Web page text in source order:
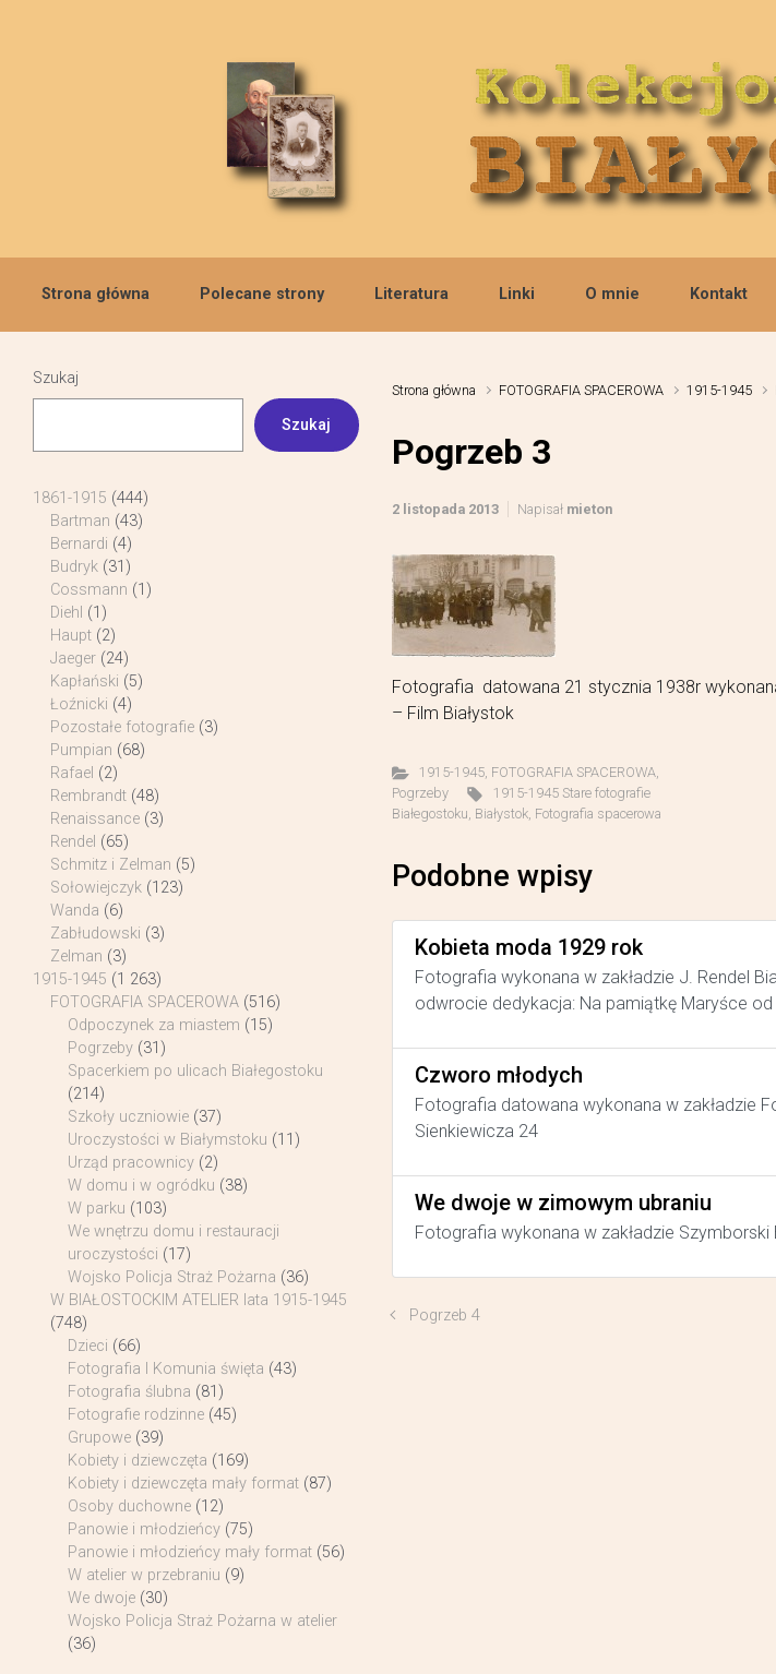
Strona główna Polecane strony Literatura Linki O mnie Kontakt
Strona główna FOTOGRAFIA SPACEROWA 1915-1945
Pogrzeb 3
2 listopada 2013 Napisał mieton
Fotografia datowana 21 stycznia 1938r
– Film Białystok
1915-1945, FOTOGRAFIA SPACEROWA,
Pogrzeby
1915-1945 Stare fotografie
Białegostoku, Białystok, Fotografia spacerowa
Podobne wpisy
Kobieta moda 1929 rok
Fotografia wykonana w zakładzie J. Rendel
odwrocie dedykacja: Na pamiątkę Maryśce
Czworo młodych
Fotografia datowana wykonana w zakładzie
Sienkiewicza 24
We dwoje w zimowym ubraniu
Fotografia wykonana w zakładzie Szymborski
Pogrzeb 4
Szukaj
Szukaj
1861-1915 (444)
Bartman (43)
Bernardi (4)
Budryk (31)
Cossmann (1)
Diehl (1)
Haupt (2)
Jaeger (24)
Kapłański (5)
Łoźnicki (4)
Pozostałe fotografie (3)
Pumpian (68)
Rafael (2)
Rembrandt (48)
Renaissance (3)
Rendel (65)
Schmitz i Zelman (5)
Sołowiejczyk (123)
Wanda (6)
Zabłudowski (3)
Zelman (3)
1915-1945 (1 263)
FOTOGRAFIA SPACEROWA (516)
Odpoczynek za miastem (15)
Pogrzeby (31)
Spacerkiem po ulicach Białegostoku
(214)
Szkoły uczniowie (37)
Uroczystości w Białymstoku (11)
Urząd pracownicy (2)
W domu i w ogródku (38)
W parku (103)
We wnętrzu domu i restauracji
uroczystości (17)
Wojsko Policja Straż Pożarna (36)
W BIAŁOSTOCKIM ATELIER lata 1915-1945
(748)
Dzieci (66)
Fotografia I Komunia święta (43)
Fotografia ślubna (81)
Fotografie rodzinne (45)
Grupowe (39)
Kobiety i dziewczęta (169)
Kobiety i dziewczęta mały format (87)
Osoby duchowne (12)
Panowie i młodzieńcy (75)
Panowie i młodzieńcy mały format (56)
W atelier w przebraniu (9)
We dwoje (30)
Wojsko Policja Straż Pożarna w atelier
(36)